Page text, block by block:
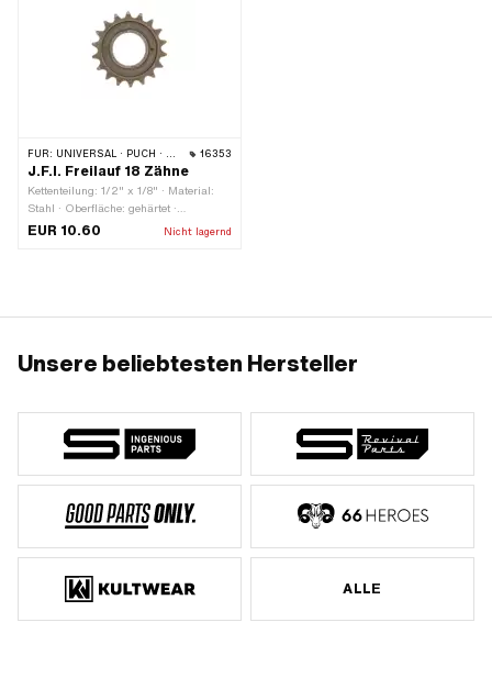
FÜR: UNIVERSAL · PUCH · SACHS · PIAGGIO 16353
J.F.I. Freilauf 18 Zähne
Kettenteilung: 1/2" x 1/8" · Material:
Stahl · Oberfläche: gehärtet ·
Gewindeart: FG34.8 (1.37" 24G) ·
EUR 10.60 Nicht lagernd
Unsere beliebtesten Hersteller
ALLE